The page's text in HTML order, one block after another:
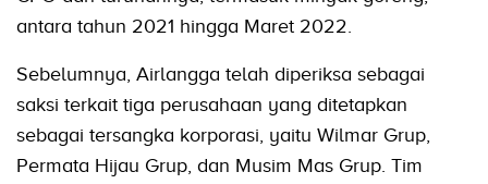
antara tahun 2021 hingga Maret 2022.
Sebelumnya, Airlangga telah diperiksa sebagai
saksi terkait tiga perusahaan yang ditetapkan
sebagai tersangka korporasi, yaitu Wilmar Grup,
Permata Hijau Grup, dan Musim Mas Grup. Tim